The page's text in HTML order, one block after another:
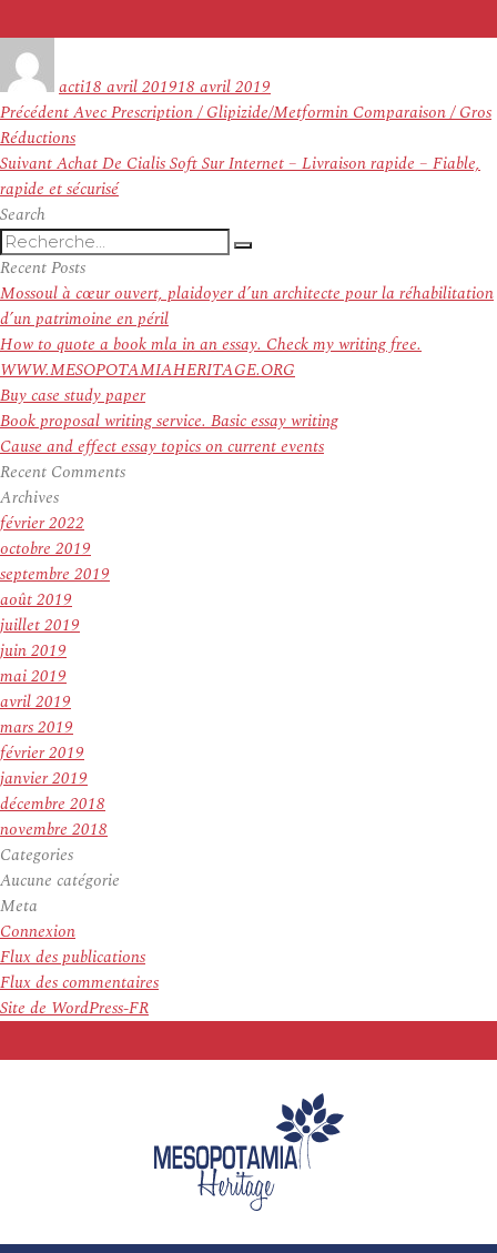
actile
18 avril 201918 avril 2019
Navigation
de
l’article
PrécédentArticle
précédent :
Avec Prescription / Glipizide/Metformin Comparaison / Gros
Réductions
SuivantArticle
suivant :
Achat De Cialis Soft Sur Internet – Livraison rapide – Fiable,
rapide et sécurisé
Search
Recherche
pour
:
Recherche
Recent Posts
Mossoul à cœur ouvert, plaidoyer d’un architecte pour la réhabilitation
d’un patrimoine en péril
How to quote a book mla in an essay. Check my writing free.
WWW.MESOPOTAMIAHERITAGE.ORG
Buy case study paper
Book proposal writing service. Basic essay writing
Cause and effect essay topics on current events
Recent Comments
Archives
février 2022
octobre 2019
septembre 2019
août 2019
juillet 2019
juin 2019
mai 2019
avril 2019
mars 2019
février 2019
janvier 2019
décembre 2018
novembre 2018
Categories
Aucune catégorie
Meta
Connexion
Flux des publications
Flux des commentaires
Site de WordPress-FR